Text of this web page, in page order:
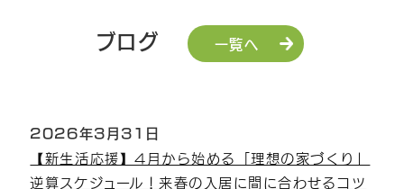
ブログ 一覧へ
2026年3月31日
【新生活応援】4月から始める「理想の家づくり」
逆算スケジュール！来春の入居に間に合わせるコツ